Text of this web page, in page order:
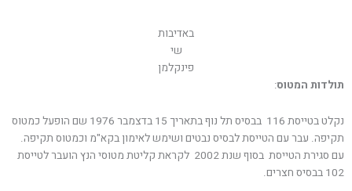
באדיבות
שי
פינקלמן
תולדות המטוס:
נקלט בטייסת 116 בבסיס תל נוף בתאריך 15 בדצמבר 1976 שם הופעל כמטוס
תקיפה. עבר עם הטייסת לבסיס נבטים ושימש לאימון בקא"מ וכמטוס תקיפה.
עם סגירת הטייסת בסוף שנת 2002 לקראת קליטת מטוסי הנץ הועבר לטייסת
102 בבסיס חצרים.